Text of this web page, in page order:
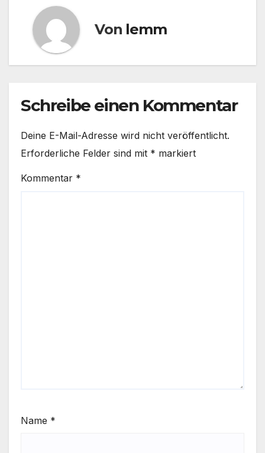
Von lemm
Schreibe einen Kommentar
Deine E-Mail-Adresse wird nicht veröffentlicht.
Erforderliche Felder sind mit * markiert
Kommentar *
Name *